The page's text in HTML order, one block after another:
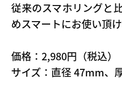
従来のスマホリングと
めスマートにお使い頂け
価格：2,980円（税込）
サイズ：直径 47mm、